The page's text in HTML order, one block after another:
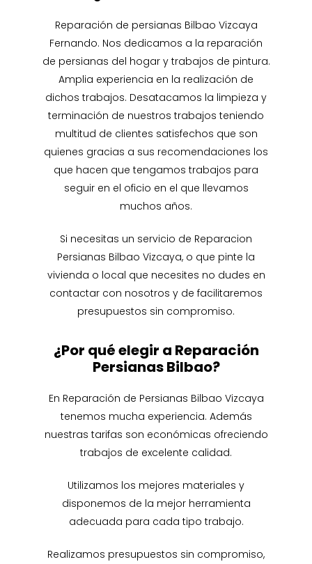
Reparación de persianas Bilbao Vizcaya
Fernando. Nos dedicamos a la reparación
de persianas del hogar y trabajos de pintura.
Amplia experiencia en la realización de
dichos trabajos. Desatacamos la limpieza y
terminación de nuestros trabajos teniendo
multitud de clientes satisfechos que son
quienes gracias a sus recomendaciones los
que hacen que tengamos trabajos para
seguir en el oficio en el que llevamos
muchos años.
Si necesitas un servicio de Reparacion
Persianas Bilbao Vizcaya, o que pinte la
vivienda o local que necesites no dudes en
contactar con nosotros y de facilitaremos
presupuestos sin compromiso.
¿Por qué elegir a Reparación
Persianas Bilbao?
En Reparación de Persianas Bilbao Vizcaya
tenemos mucha experiencia. Además
nuestras tarifas son económicas ofreciendo
trabajos de excelente calidad.
Utilizamos los mejores materiales y
disponemos de la mejor herramienta
adecuada para cada tipo trabajo.
Realizamos presupuestos sin compromiso,